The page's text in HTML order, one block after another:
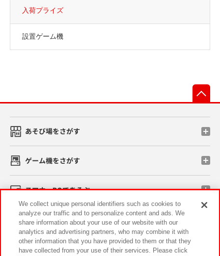
入荷プライズ
設置ゲーム機
あそび場をさがす
ゲーム機をさがす
スマホ・PCであそぶ
イベント・キャンペーン
We collect unique personal identifiers such as cookies to
analyze our traffic and to personalize content and ads. We
share information about your use of our website with our
analytics and advertising partners, who may combine it with
other information that you have provided to them or that they
have collected from your use of their services. Please click